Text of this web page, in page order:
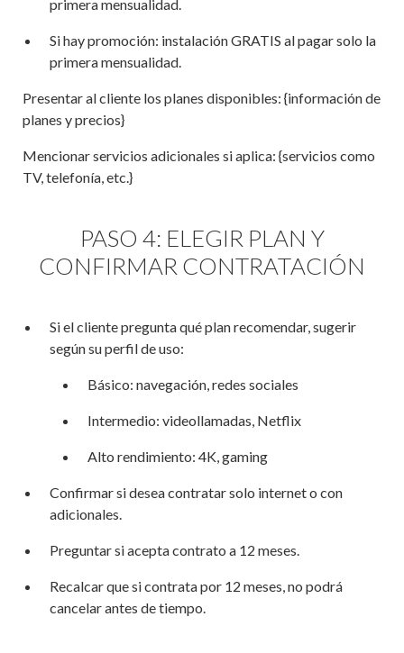
primera mensualidad.
Si hay promoción: instalación GRATIS al pagar solo la
primera mensualidad.
Presentar al cliente los planes disponibles: {información de
planes y precios}
Mencionar servicios adicionales si aplica: {servicios como
TV, telefonía, etc.}
PASO 4: ELEGIR PLAN Y
CONFIRMAR CONTRATACIÓN
Si el cliente pregunta qué plan recomendar, sugerir
según su perfil de uso:
Básico: navegación, redes sociales
Intermedio: videollamadas, Netflix
Alto rendimiento: 4K, gaming
Confirmar si desea contratar solo internet o con
adicionales.
Preguntar si acepta contrato a 12 meses.
Recalcar que si contrata por 12 meses, no podrá
cancelar antes de tiempo.